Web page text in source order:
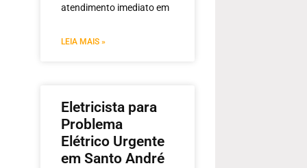
atendimento imediato em
LEIA MAIS »
Eletricista para
Problema
Elétrico Urgente
em Santo André